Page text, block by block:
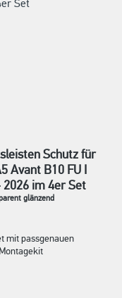
Schutz für
Avant B10 FU I
2026 im 4er Set
glänzend
mit passgenauen